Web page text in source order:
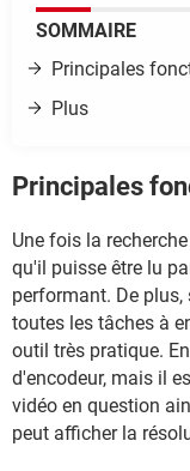
SOMMAIRE
Principales
Plus
Principales
Une fois la
qu'il puisse être lu
performant. De
toutes les tâches à
outil très pratique.
d'encodeur, mais il
vidéo en question
peut afficher la